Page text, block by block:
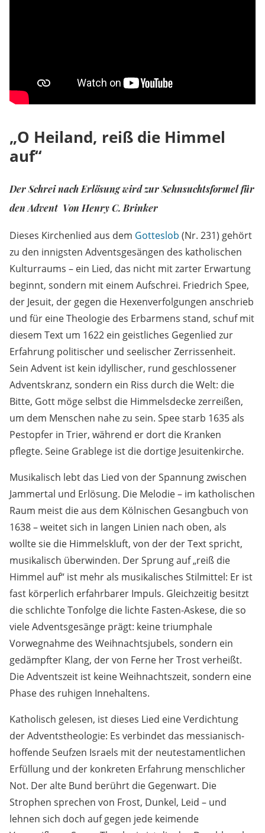
„O Heiland, reiß die Himmel
auf“
Der Schrei nach Erlösung wird zur Sehnsuchtsformel für
den Advent Von Henry C. Brinker
Dieses Kirchenlied aus dem Gotteslob (Nr. 231) gehört
zu den innigsten Adventsgesängen des katholischen
Kulturraums – ein Lied, das nicht mit zarter Erwartung
beginnt, sondern mit einem Aufschrei. Friedrich Spee,
der Jesuit, der gegen die Hexenverfolgungen anschrieb
und für eine Theologie des Erbarmens stand, schuf mit
diesem Text um 1622 ein geistliches Gegenlied zur
Erfahrung politischer und seelischer Zerrissenheit.
Sein Advent ist kein idyllischer, rund geschlossener
Adventskranz, sondern ein Riss durch die Welt: die
Bitte, Gott möge selbst die Himmelsdecke zerreißen,
um dem Menschen nahe zu sein. Spee starb 1635 als
Pestopfer in Trier, während er dort die Kranken
pflegte. Seine Grablege ist die dortige Jesuitenkirche.
Musikalisch lebt das Lied von der Spannung zwischen
Jammertal und Erlösung. Die Melodie – im katholischen
Raum meist die aus dem Kölnischen Gesangbuch von
1638 – weitet sich in langen Linien nach oben, als
wollte sie die Himmelskluft, von der der Text spricht,
musikalisch überwinden. Der Sprung auf „reiß die
Himmel auf“ ist mehr als musikalisches Stilmittel: Er ist
fast körperlich erfahrbarer Impuls. Gleichzeitig besitzt
die schlichte Tonfolge die lichte Fasten-Askese, die so
viele Adventsgesänge prägt: keine triumphale
Vorwegnahme des Weihnachtsjubels, sondern ein
gedämpfter Klang, der von Ferne her Trost verheißt.
Die Adventszeit ist keine Weihnachtszeit, sondern eine
Phase des ruhigen Innehaltens.
Katholisch gelesen, ist dieses Lied eine Verdichtung
der Adventstheologie: Es verbindet das messianisch-
hoffende Seufzen Israels mit der neutestamentlichen
Erfüllung und der konkreten Erfahrung menschlicher
Not. Der alte Bund berührt die Gegenwart. Die
Strophen sprechen von Frost, Dunkel, Leid – und
lehnen sich doch auf gegen jede keimende